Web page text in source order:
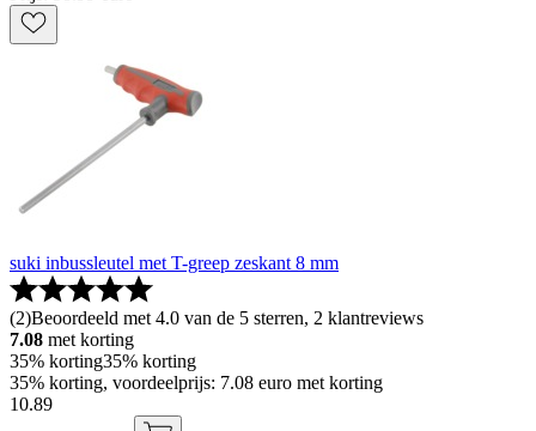
suki inbussleutel met T-greep zeskant 8 mm
(2)Beoordeeld met 4.0 van de 5 sterren, 2 klantreviews
7.08 met korting
35% korting35% korting
35% korting, voordeelprijs: 7.08 euro met korting
10.89